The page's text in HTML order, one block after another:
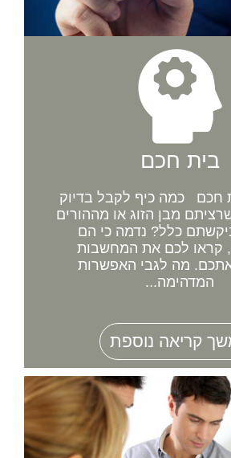
בית חכם
חכם כמה כיף לקבל בדיוק
מבן הזוג או מההורים
כלל? נדמה כי הם
קראו לכם את המחשבות
אתכם. מה לגבי האפשרות
המדהימה...
קריאה נוספת